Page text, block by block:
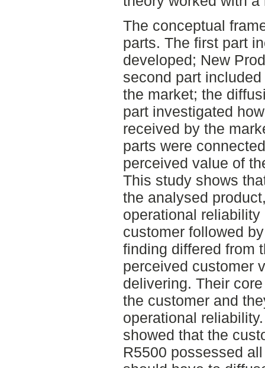
The conceptual
parts. The first part
developed; New
second part
the market; the
part investigated
received by the
parts were
perceived value of
This study shows
the analysed
operational
customer followed
finding differed from
perceived customer
delivering. Their
the customer and
operational
showed that the
R5500 possessed